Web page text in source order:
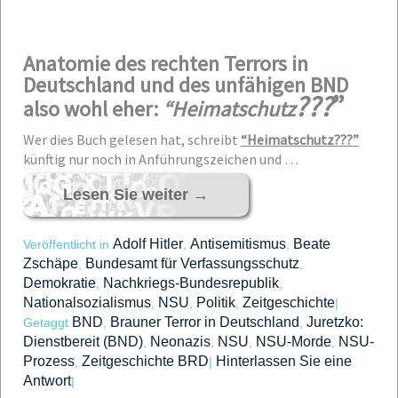
Anatomie des rechten Terrors in
Deutschland und des unfähigen BND
alsowohl eher: “Heimatschutz???”
Wer dies Buch gelesen hat, schreibt “Heimatschutz???”
künftig nur noch in Anführungszeichen und …
Lesen Sie weiter →
Veröffentlicht in Adolf Hitler Antisemitismus Beate
Zschäpe Bundesamt für Verfassungsschutz
Demokratie Nachkriegs-Bundesrepublik
Nationalsozialismus NSU Politik Zeitgeschichte|
Getaggt BND Brauner Terror in Deutschland Juretzko:
Dienstbereit (BND) Neonazis NSU NSU-Morde NSU-
Prozess Zeitgeschichte BRD| Hinterlassen Sie eine
Antwort|